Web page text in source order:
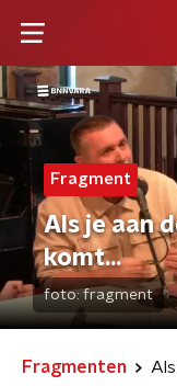
Fragment
Als je aan
komt…
foto: fragment
Fragmenten